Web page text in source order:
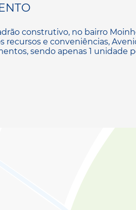
construtivo, no bairro
recursos e conveniências,
sendo apenas 1 unidade